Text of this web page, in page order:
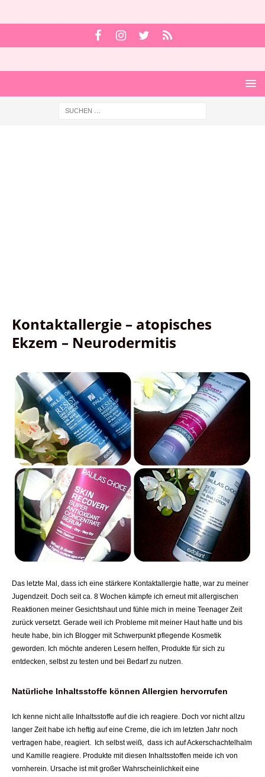
Kontaktallergie – atopisches
Ekzem – Neurodermitis
Das letzte Mal, dass ich eine stärkere Kontaktallergie hatte, war zu meiner
Jugendzeit. Doch seit ca. 8 Wochen kämpfe ich erneut mit allergischen
Reaktionen meiner Gesichtshaut und fühle mich in meine Teenager Zeit
zurück versetzt. Gerade weil ich Probleme mit meiner Haut hatte und bis
heute habe, bin ich Blogger mit Schwerpunkt pflegende Kosmetik
geworden. Ich möchte anderen Lesern helfen, Produkte für sich zu
entdecken, selbst zu testen und bei Bedarf zu nutzen.
Natürliche Inhaltsstoffe können Allergien hervorrufen
Ich kenne nicht alle Inhaltsstoffe auf die ich reagiere. Doch vor nicht allzu
langer Zeit habe ich heftig auf eine Creme, die ich im letzten Jahr noch
vertragen habe, reagiert. Ich selbst weiß, dass ich auf Ackerschachtelhalm
und Kamille reagiere. Produkte mit diesen Inhaltsstoffen meide ich von
vornherein. Ursache ist mit großer Wahrscheinlichkeit eine